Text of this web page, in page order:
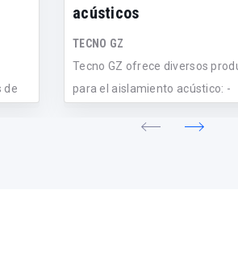
de
acústicos
TECNO GZ
Tecno GZ ofrece diversos
para el aislamiento acústico: -